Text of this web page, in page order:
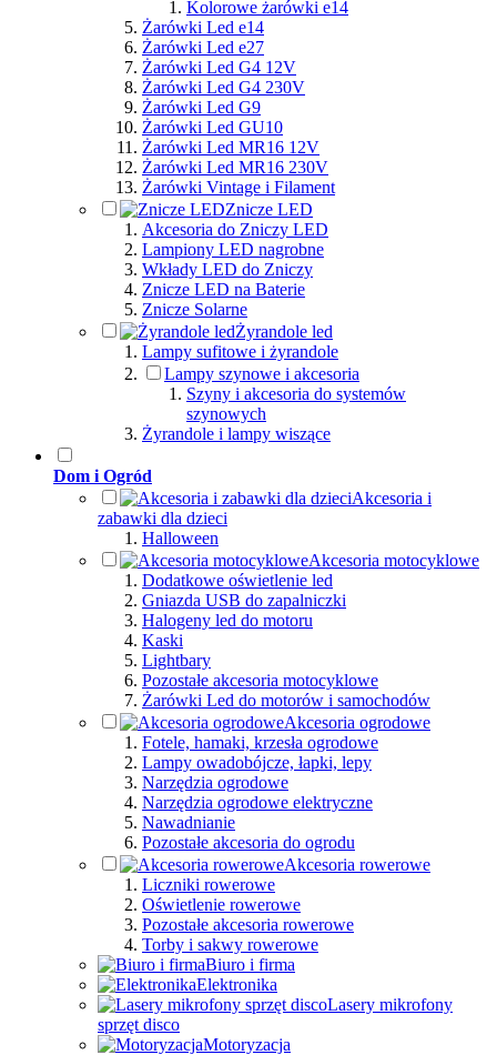
Kolorowe żarówki e14
Żarówki Led e14
Żarówki Led e27
Żarówki Led G4 12V
Żarówki Led G4 230V
Żarówki Led G9
Żarówki Led GU10
Żarówki Led MR16 12V
Żarówki Led MR16 230V
Żarówki Vintage i Filament
Znicze LED
Akcesoria do Zniczy LED
Lampiony LED nagrobne
Wkłady LED do Zniczy
Znicze LED na Baterie
Znicze Solarne
Żyrandole led
Lampy sufitowe i żyrandole
Lampy szynowe i akcesoria
Szyny i akcesoria do systemów
szynowych
Żyrandole i lampy wiszące
Dom i Ogród
Akcesoria i
zabawki dla dzieci
Halloween
Akcesoria motocyklowe
Dodatkowe oświetlenie led
Gniazda USB do zapalniczki
Halogeny led do motoru
Kaski
Lightbary
Pozostałe akcesoria motocyklowe
Żarówki Led do motorów i samochodów
Akcesoria ogrodowe
Fotele, hamaki, krzesła ogrodowe
Lampy owadobójcze, łapki, lepy
Narzędzia ogrodowe
Narzędzia ogrodowe elektryczne
Nawadnianie
Pozostałe akcesoria do ogrodu
Akcesoria rowerowe
Liczniki rowerowe
Oświetlenie rowerowe
Pozostałe akcesoria rowerowe
Torby i sakwy rowerowe
Biuro i firma
Elektronika
Lasery mikrofony
sprzęt disco
Motoryzacja